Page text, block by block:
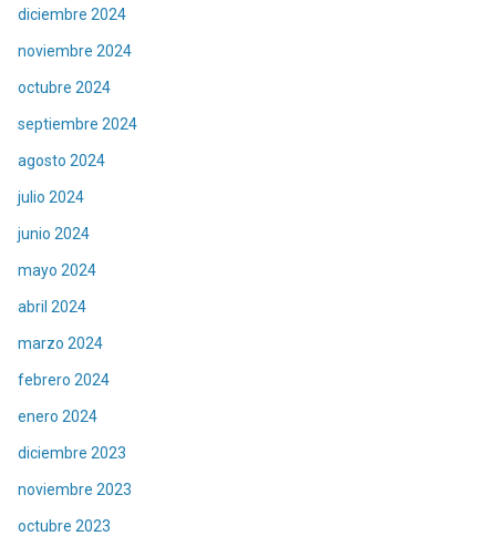
diciembre 2024
noviembre 2024
octubre 2024
septiembre 2024
agosto 2024
julio 2024
junio 2024
mayo 2024
abril 2024
marzo 2024
febrero 2024
enero 2024
diciembre 2023
noviembre 2023
octubre 2023